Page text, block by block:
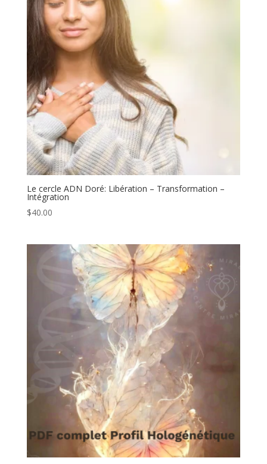
Le cercle ADN Doré: Libération – Transformation –
Intégration
$40.00